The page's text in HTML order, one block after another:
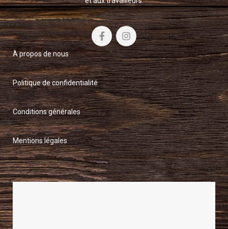
À propos de nous
Politique de confidentialité
Conditions générales
Mentions légales